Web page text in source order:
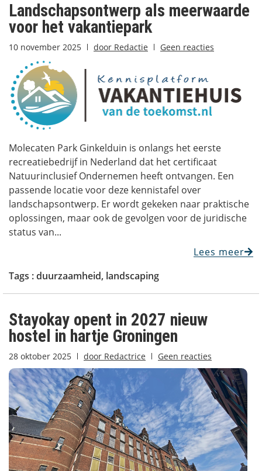
Landschapsontwerp als meerwaarde
voor het vakantiepark
10 november 2025 door Redactie Geen reacties
Molecaten Park Ginkelduin is onlangs het eerste
recreatiebedrijf in Nederland dat het certificaat
Natuurinclusief Ondernemen heeft ontvangen. Een
passende locatie voor deze kennistafel over
landschapsontwerp. Er wordt gekeken naar praktische
oplossingen, maar ook de gevolgen voor de juridische
status van...
Lees meer
Tags :duurzaamheid, landscaping
Stayokay opent in 2027 nieuw
hostel in hartje Groningen
28 oktober 2025 door Redactrice Geen reacties